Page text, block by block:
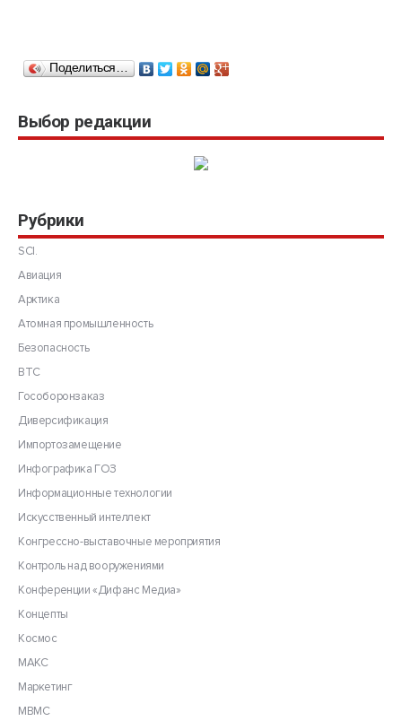
Поделиться…
Выбор редакции
Рубрики
SCI.
Авиация
Арктика
Атомная промышленность
Безопасность
ВТС
Гособоронзаказ
Диверсификация
Импортозамещение
Инфографика ГОЗ
Информационные технологии
Искусственный интеллект
Конгрессно-выставочные мероприятия
Контроль над вооружениями
Конференции «Дифанс Медиа»
Концепты
Космос
МАКС
Маркетинг
МВМС